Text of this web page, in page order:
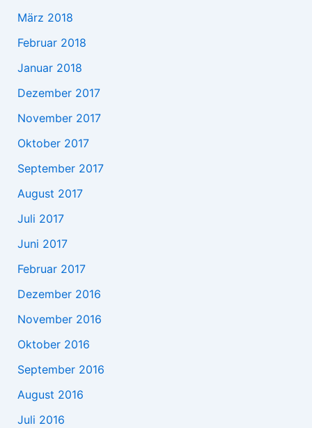
März 2018
Februar 2018
Januar 2018
Dezember 2017
November 2017
Oktober 2017
September 2017
August 2017
Juli 2017
Juni 2017
Februar 2017
Dezember 2016
November 2016
Oktober 2016
September 2016
August 2016
Juli 2016